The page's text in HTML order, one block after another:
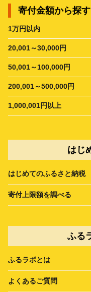
寄付金額から探す
1万円以内
20,001～30,000円
50,001～100,000円
200,001～500,000円
1,000,001円以上
はじ
はじめてのふるさと納税
寄付上限額を調べる
ふる
ふるラボとは
よくあるご質問